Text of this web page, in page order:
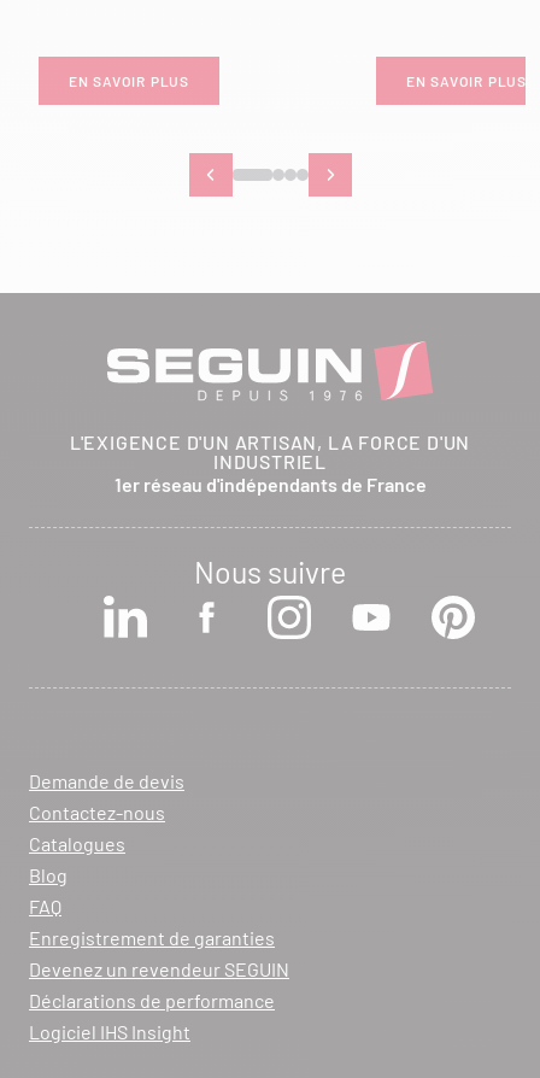
EN SAVOIR PLUS EN SAVOIR PLUS
L'EXIGENCE D'UN ARTISAN, LA FORCE D'UN
INDUSTRIEL
1er réseau d'indépendants de France
Nous suivre
Demande de devis
Contactez-nous
Catalogues
Blog
FAQ
Enregistrement de garanties
Devenez un revendeur SEGUIN
Déclarations de performance
Logiciel IHS Insight